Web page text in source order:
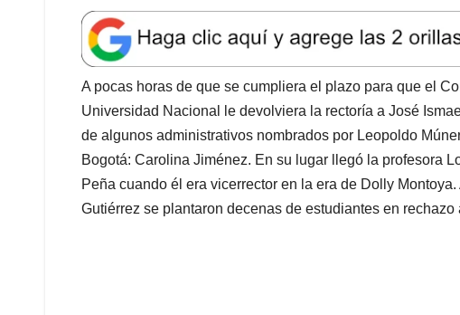
a
t
s
A
p
p
e
b
o
o
k
k
e
d
I
n
l
e
a
d
s
A pocas horas de que se cumpliera el plazo para que el
Universidad Nacional le devolviera la rectoría a José
de algunos administrativos nombrados por Leopoldo
Bogotá: Carolina Jiménez. En su lugar llegó la profesora
Peña cuando él era vicerrector en la era de Dolly
Gutiérrez se plantaron decenas de estudiantes en